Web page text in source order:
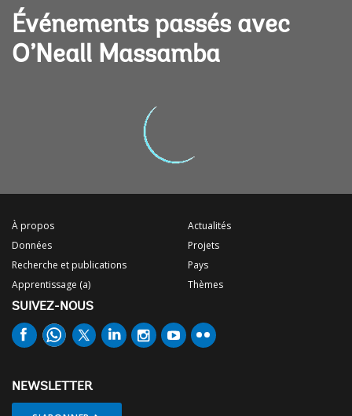
Événements passés avec
O’Neall Massamba
À propos
Données
Recherche et publications
Apprentissage (a)
Actualités
Projets
Pays
Thèmes
SUIVEZ-NOUS
NEWSLETTER